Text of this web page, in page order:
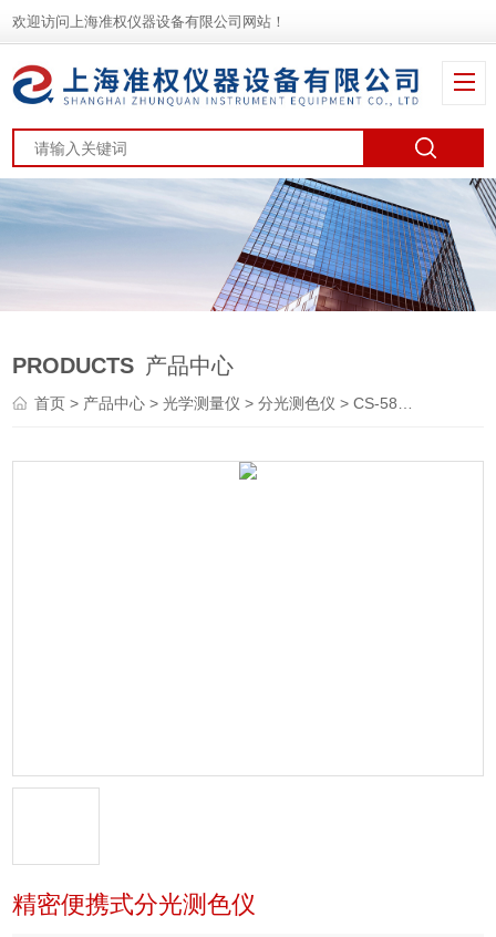
欢迎访问上海准权仪器设备有限公司网站！
PRODUCTS 产品中心
首页> 产品中心 >光学测量仪 >分光测色仪 > CS-580精密便携式分光测色仪
精密便携式分光测色仪